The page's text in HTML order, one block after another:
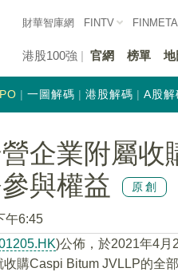
財華智庫網 FINTV FINMETA
港股100強 官網 榜單 地
一圖解碼 港股解碼 A股解
企業附屬
與權益
原創
午6:45
)公佈，於2021年4月
購Caspi Bitum JVLLP的全